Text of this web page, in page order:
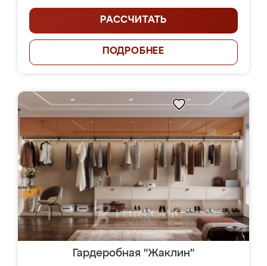
РАССЧИТАТЬ
ПОДРОБНЕЕ
Гардеробная "Жаклин"